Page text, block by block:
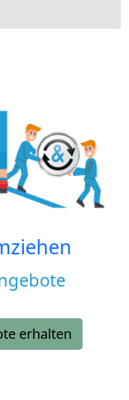
erhalten